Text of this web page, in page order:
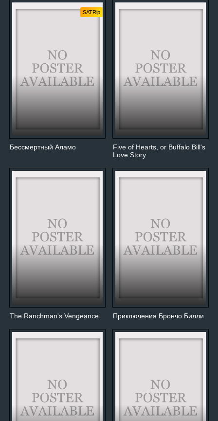
Бессмертный Аламо
SATRip
Five of Hearts, or Buffalo Bill's
Love Story
The Ranchman's Vengeance Приключения Брончо Билли